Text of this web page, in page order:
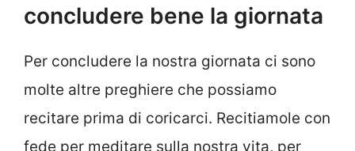
concludere bene la giornata
Per concludere la nostra giornata ci sono
molte altre preghiere che possiamo
recitare prima di coricarci. Recitiamole con
fede per meditare sulla nostra vita, per